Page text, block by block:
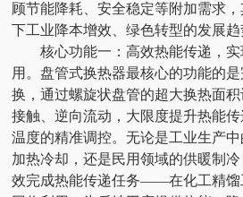
顾节能降耗、安全稳定等附加需求
下工业降本增效、绿色转型的发展趋
核心功能一：高效热能传递，实
用。盘管式换热器最核心的功能的
换，通过螺旋状盘管的超大换热面
接触、逆向流动，大限度提升热能
温度的精准调控。无论是工业生产
加热冷却，还是民用领域的供暖制
效完成热能传递任务——在化工精馏